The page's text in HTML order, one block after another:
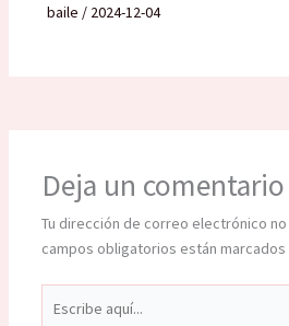
baile / 2024-12-04
Deja un comentario
Tu dirección de correo electrónico
campos obligatorios están marcados
aquí...